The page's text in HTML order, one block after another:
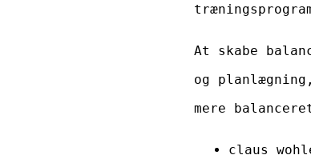
At skabe
og
mere
claus